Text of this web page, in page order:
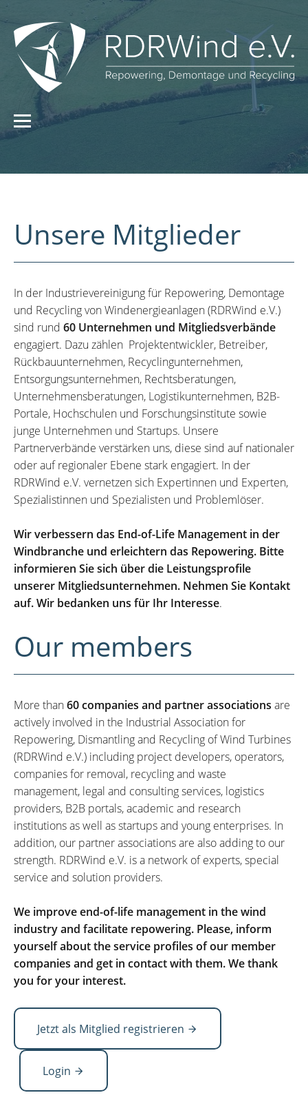
Unsere Mitglieder
In der Industrievereinigung für Repowering, Demontage
und Recycling von Windenergieanlagen (RDRWind e.V.)
sind rund 60 Unternehmen und Mitgliedsverbände
engagiert. Dazu zählen Projektentwickler, Betreiber,
Rückbauunternehmen, Recyclingunternehmen,
Entsorgungsunternehmen, Rechtsberatungen,
Unternehmensberatungen, Logistikunternehmen, B2B-
Portale, Hochschulen und Forschungsinstitute sowie
junge Unternehmen und Startups. Unsere
Partnerverbände verstärken uns, diese sind auf nationaler
oder auf regionaler Ebene stark engagiert. In der
RDRWind e.V. vernetzen sich Expertinnen und Experten,
Spezialistinnen und Spezialisten und Problemlöser.
Wir verbessern das End-of-Life Management in der
Windbranche und erleichtern das Repowering. Bitte
informieren Sie sich über die Leistungsprofile
unserer Mitgliedsunternehmen. Nehmen Sie Kontakt
auf. Wir bedanken uns für Ihr Interesse.
Our members
More than60 companies and partner associations are
actively involved in the Industrial Association for
Repowering, Dismantling and Recycling of Wind Turbines
(RDRWind e.V.) including project developers, operators,
companies for removal, recycling and waste
management, legal and consulting services, logistics
providers, B2B portals, academic and research
institutions as well as startups and young enterprises. In
addition, our partner associations are also adding to our
strength. RDRWind e.V. is a network of experts, special
service and solution providers.
We improve end-of-life management in the wind
industry and facilitate repowering. Please, inform
yourself about the service profiles of our member
companies and get in contact with them. We thank
you for your interest.
Jetzt als Mitglied registrieren
Login